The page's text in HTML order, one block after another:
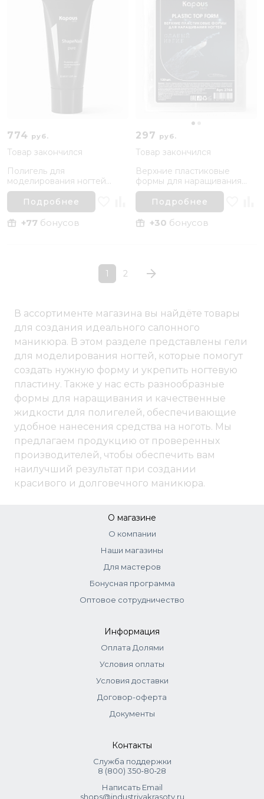
774 руб.
Товар закончился
Полигель для
моделирования ногтей
Прозрачный ShapeNail
Kapous Nails
Подробнее
+77 бонусов
297 руб.
Товар закончился
Верхние пластиковые
формы для наращивания
ногтей, Слабый изгиб
Kapous Nails, 120 шт
Подробнее
+30 бонусов
1 2
В ассортименте магазина вы найдёте товары
для создания идеального салонного
маникюра. В этом разделе представлены гели
для моделирования ногтей, которые помогут
создать нужную форму и укрепить ногтевую
пластину. Также у нас есть разнообразные
формы для наращивания и качественные
жидкости для полигелей, обеспечивающие
удобное нанесения средства на ноготь. Мы
предлагаем продукцию от проверенных
производителей, чтобы обеспечить вам
наилучший результат при создании
красивого и долговечного маникюра.
О магазине
О компании
Наши магазины
Для мастеров
Бонусная программа
Оптовое сотрудничество
Информация
Оплата Долями
Условия оплаты
Условия доставки
Договор-оферта
Документы
Контакты
Служба поддержки
8 (800) 350‑80‑28
Написать Email
shops@industriyakrasoty.ru